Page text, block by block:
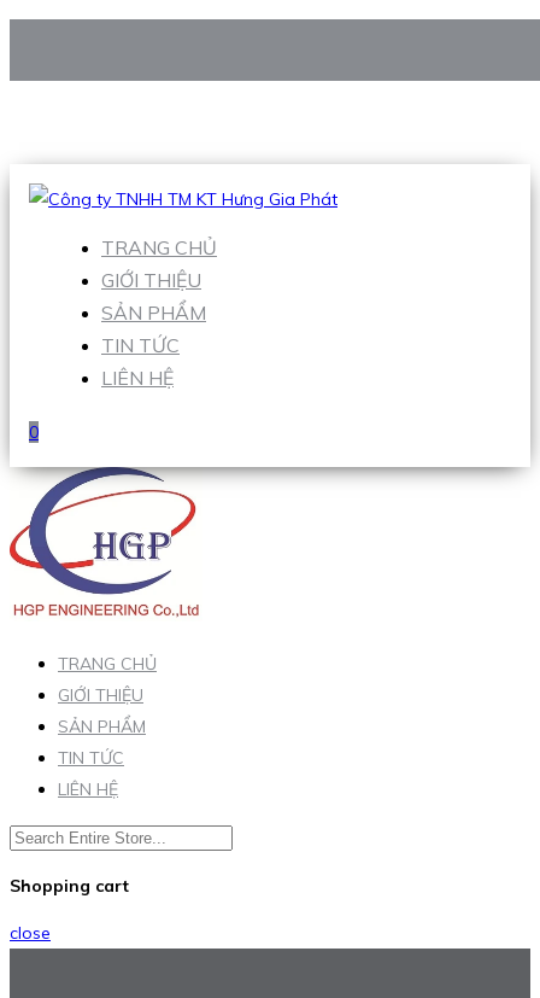
Hotline:0938 906 663
TRANG CHỦ
GIỚI THIỆU
SẢN PHẨM
TIN TỨC
LIÊN HỆ
0
TRANG CHỦ
GIỚI THIỆU
SẢN PHẨM
TIN TỨC
LIÊN HỆ
Shopping cart
close